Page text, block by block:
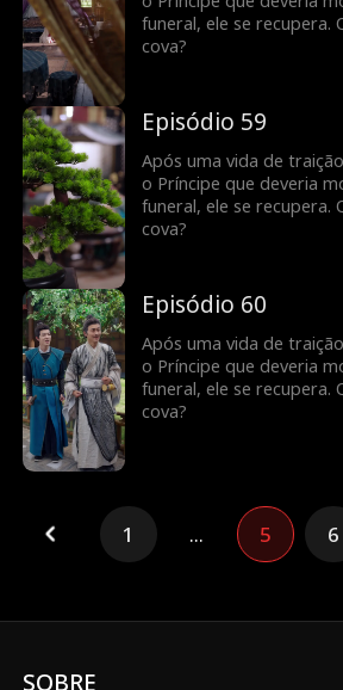
funeral, ele se recupera.
cova?
Episódio 59
Após uma vida de
o Príncipe que deveria
funeral, ele se recupera.
cova?
Episódio 60
Após uma vida de
o Príncipe que deveria
funeral, ele se recupera.
cova?
1 ... 5 6
SOBRE